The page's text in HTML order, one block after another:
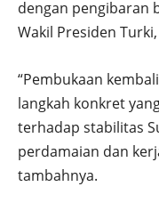
dengan pengibaran
Wakil Presiden
“Pembukaan
langkah konkret
terhadap stabilitas
perdamaian dan
tambahnya.